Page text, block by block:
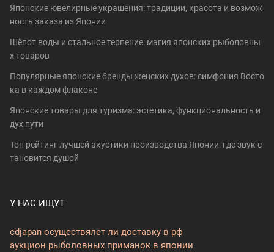
Японские ювелирные украшения: традиции, красота и возмож
ность заказа из Японии
Шёпот воды и стальное терпение: магия японских рыболовны
х товаров
Популярные японские бренды женских духов: симфония Восто
ка в каждом флаконе
Японские товары для туризма: эстетика, функциональность и
дух пути
Топ рейтинг лучшей акустики производства Японии: где звук с
тановится душой
У НАС ИЩУТ
cdjapan осуществялет ли доставку в рф
аукцион рыболовных приманок в японии